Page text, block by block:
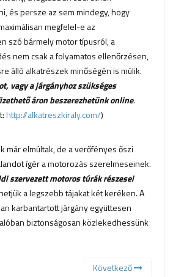
és persze az sem mindegy, hogy
megfelel-e az
szó bármely motor típusról, a
nem csak a folyamatos ellenőrzésen,
álló alkatrészek minőségén is múlik.
vagy a járgányhoz szükséges
áron beszerezhetünk online.
http://alkatreszkiraly.com/)
már elmúltak, de a verőfényes őszi
ígér a motorozás szerelmeseinek.
szervezett motoros túrák részesei
a legszebb tájakat két keréken. A
karbantartott járgány együttesen
biztonságosan közlekedhessünk
Következő